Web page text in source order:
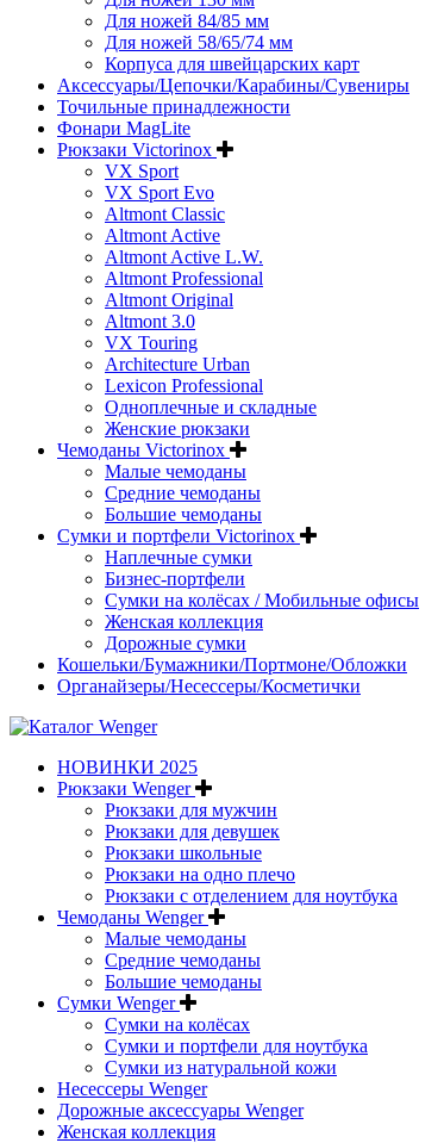
Для ножей 84/85 мм
Для ножей 58/65/74 мм
Корпуса для швейцарских карт
Аксессуары/Цепочки/Карабины/Сувениры
Точильные принадлежности
Фонари MagLite
Рюкзаки Victorinox
VX Sport
VX Sport Evo
Altmont Classic
Altmont Active
Altmont Active L.W.
Altmont Professional
Altmont Original
Altmont 3.0
VX Touring
Architecture Urban
Lexicon Professional
Одноплечные и складные
Женские рюкзаки
Чемоданы Victorinox
Малые чемоданы
Средние чемоданы
Большие чемоданы
Сумки и портфели Victorinox
Наплечные сумки
Бизнес-портфели
Сумки на колёсах / Мобильные офисы
Женская коллекция
Дорожные сумки
Кошельки/Бумажники/Портмоне/Обложки
Органайзеры/Несессеры/Косметички
НОВИНКИ 2025
Рюкзаки Wenger
Рюкзаки для мужчин
Рюкзаки для девушек
Рюкзаки школьные
Рюкзаки на одно плечо
Рюкзаки с отделением для ноутбука
Чемоданы Wenger
Малые чемоданы
Средние чемоданы
Большие чемоданы
Сумки Wenger
Сумки на колёсах
Сумки и портфели для ноутбука
Сумки из натуральной кожи
Несессеры Wenger
Дорожные аксессуары Wenger
Женская коллекция